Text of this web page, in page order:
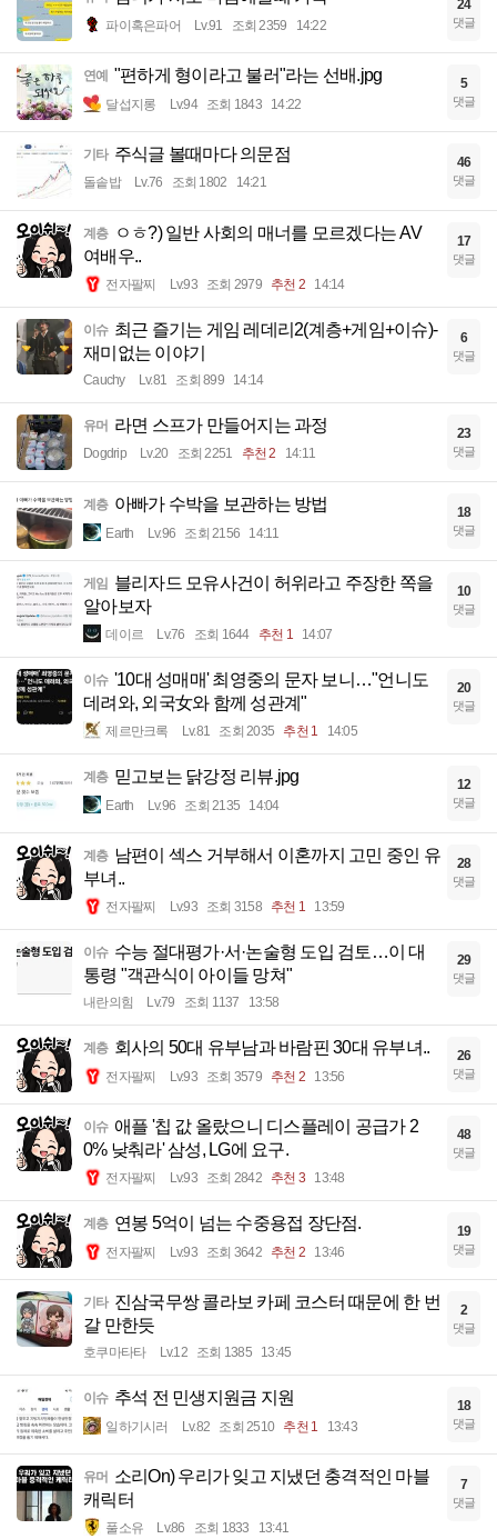
파이혹은파어 Lv.91 조회 2359 14:22
24
댓글
연예 "편하게 형이라고 불러"라는 선배.jpg
달섭지롱 Lv.94 조회 1843 14:22
5
댓글
기타 주식글 볼때마다 의문점
돌솥밥 Lv.76 조회 1802 14:21
46
댓글
계층
ㅇㅎ?) 일반 사회의 매너를 모르겠다는 AV
여배우..
전자팔찌 Lv.93 조회 2979 추천 2 14:14
17
댓글
이슈 최근 즐기는 게임 레데리2(계층+게임+이슈)-
재미없는 이야기
Cauchy Lv.81 조회 899 14:14
6
댓글
유머 라면 스프가 만들어지는 과정
Dogdrip Lv.20 조회 2251 추천 2 14:11
23
댓글
계층 아빠가 수박을 보관하는 방법
Earth Lv.96 조회 2156 14:11
18
댓글
게임 블리자드 모유사건이 허위라고 주장한 쪽을
알아보자
데이르 Lv.76 조회 1644 추천 1 14:07
10
댓글
이슈 '10대 성매매' 최영중의 문자 보니…"언니도
데려와, 외국女와 함께 성관계"
제르만크록 Lv.81 조회 2035 추천 1 14:05
20
댓글
계층 믿고보는 닭강정 리뷰.jpg
Earth Lv.96 조회 2135 14:04
12
댓글
계층 남편이 섹스 거부해서 이혼까지 고민 중인 유
부녀..
전자팔찌 Lv.93 조회 3158 추천 1 13:59
28
댓글
이슈 수능 절대평가·서·논술형 도입 검토…이 대
통령 "객관식이 아이들 망쳐"
내란의힘 Lv.79 조회 1137 13:58
29
댓글
계층 회사의 50대 유부남과 바람핀 30대 유부녀..
전자팔찌 Lv.93 조회 3579 추천 2 13:56
26
댓글
이슈 애플 '칩 값 올랐으니 디스플레이 공급가 2
0% 낮춰라' 삼성, LG에 요구.
전자팔찌 Lv.93 조회 2842 추천 3 13:48
48
댓글
계층 연봉 5억이 넘는 수중용접 장단점.
전자팔찌 Lv.93 조회 3642 추천 2 13:46
19
댓글
기타 진삼국무쌍 콜라보 카페 코스터 때문에 한 번
갈 만한듯
호쿠마타타 Lv.12 조회 1385 13:45
2
댓글
이슈 추석 전 민생지원금 지원
일하기시러 Lv.82 조회 2510 추천 1 13:43
18
댓글
유머 소리On) 우리가 잊고 지냈던 충격적인 마블
캐릭터
풀소유 Lv.86 조회 1833 13:41
7
댓글